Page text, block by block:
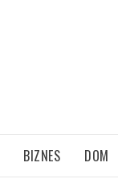
BIZNES DOM